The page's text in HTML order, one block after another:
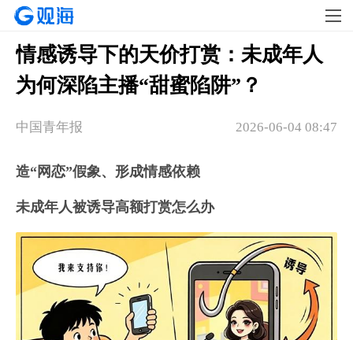
情感诱导下的天价打赏：未成年人
为何深陷主播“甜蜜陷阱”？
2026-06-04 08:47
中国青年报
造“网恋”假象、形成情感依赖
未成年人被诱导高额打赏怎么办